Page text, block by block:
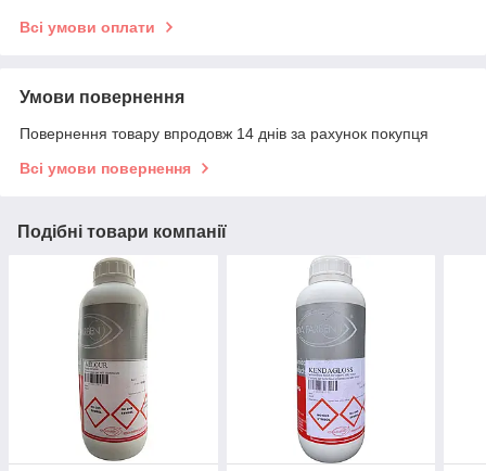
Всі умови оплати
Умови повернення
Повернення товару впродовж 14 днів за рахунок покупця
Всі умови повернення
Подібні товари компанії